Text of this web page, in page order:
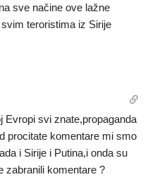
sve načine ove lažne
teroristima iz Sirije
Evropi svi znate,propaganda
procitate komentare mi smo
i Sirije i Putina,i onda su
zabranili komentare ?